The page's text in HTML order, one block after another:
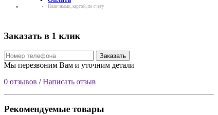
Наличными, картой, по счету
Заказать в 1 клик
Заказать
Мы перезвоним Вам и уточним детали
0 отзывов /Написать отзыв
Рекомендуемые товары